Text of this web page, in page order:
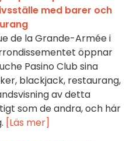
med barer och
de la Grande-Armée i
öppnar
Pasino Club sina
blackjack, restaurang,
av detta
som de andra, och här
[Läs mer]